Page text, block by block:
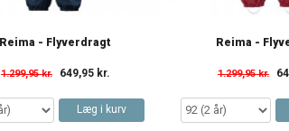
Reima - Flyverdragt
1.299,95 kr. 649,95 kr.
Læg i kurv
Reima -
1.299,95 kr.